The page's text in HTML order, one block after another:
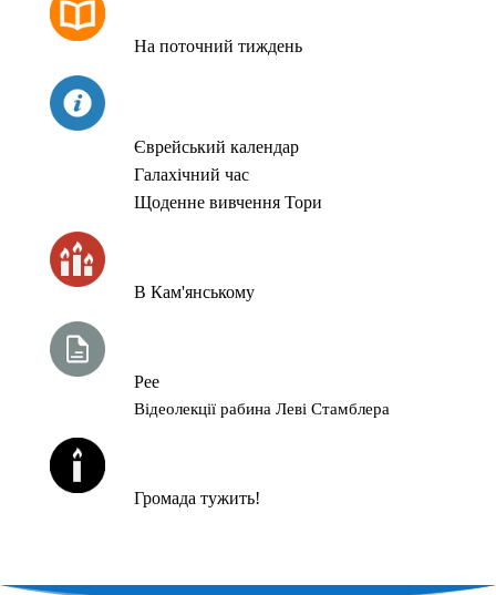
На поточний тиждень
Єврейський календар
Галахічний час
Щоденне вивчення Тори
В Кам'янському
Рее
Відеолекції рабина Леві Стамблера
Громада тужить!